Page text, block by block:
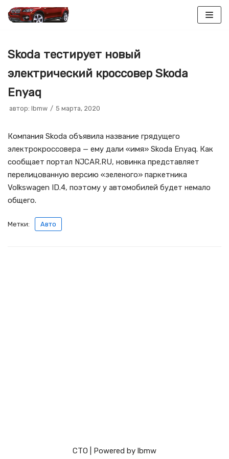
содержимому
Skoda тестирует новый
электрический кроссовер Skoda
Enyaq
автор: lbmw 5 марта, 2020
Компания Skoda объявила название грядущего
электрокроссовера — ему дали «имя» Skoda Enyaq. Как
сообщает портал NJCAR.RU, новинка представляет
перелицованную версию «зеленого» паркетника
Volkswagen ID.4, поэтому у автомобилей будет немало
общего.
Метки: Авто
СТО | Powered by lbmw